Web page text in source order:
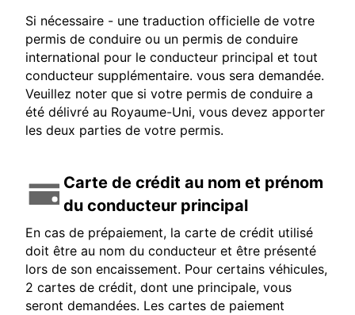
Si nécessaire - une traduction officielle de votre
permis de conduire ou un permis de conduire
international pour le conducteur principal et tout
conducteur supplémentaire. vous sera demandée.
Veuillez noter que si votre permis de conduire a
été délivré au Royaume-Uni, vous devez apporter
les deux parties de votre permis.
Carte de crédit au nom et prénom
du conducteur principal
En cas de prépaiement, la carte de crédit utilisé
doit être au nom du conducteur et être présenté
lors de son encaissement. Pour certains véhicules,
2 cartes de crédit, dont une principale, vous
seront demandées. Les cartes de paiement